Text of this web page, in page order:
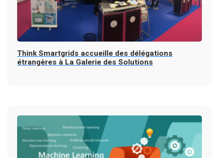
Think Smartgrids accueille des délégations
étrangères à La Galerie des Solutions